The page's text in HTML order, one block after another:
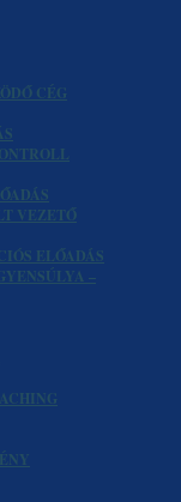
CÉG
VEZETŐ
ELŐADÁS
–